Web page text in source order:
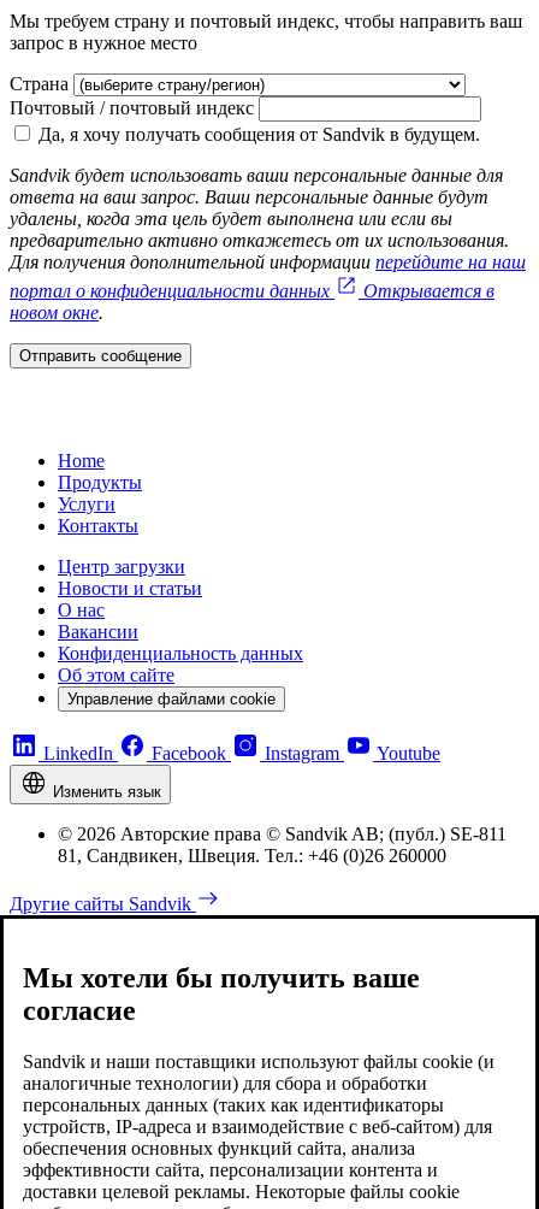
Мы требуем страну и почтовый индекс, чтобы направить ваш
запрос в нужное место
Страна
Почтовый / почтовый индекс
Да, я хочу получать сообщения от Sandvik в будущем.
Sandvik будет использовать ваши персональные данные для
ответа на ваш запрос. Ваши персональные данные будут
удалены, когда эта цель будет выполнена или если вы
предварительно активно откажетесь от их использования.
Для получения дополнительной информации перейдите на наш
портал о конфиденциальности данных
Открывается в
новом окне.
Отправить сообщение
Home
Продукты
Услуги
Контакты
Центр загрузки
Новости и статьи
О нас
Вакансии
Конфиденциальность данных
Об этом сайте
Управление файлами cookie
LinkedIn Facebook Instagram Youtube
Изменить язык
© 2026 Авторские права © Sandvik AB; (публ.) SE-811
81, Сандвикен, Швеция. Тел.: +46 (0)26 260000
Другие сайты Sandvik
Мы хотели бы получить ваше
согласие
Sandvik и наши поставщики используют файлы cookie (и
аналогичные технологии) для сбора и обработки
персональных данных (таких как идентификаторы
устройств, IP-адреса и взаимодействие с веб-сайтом) для
обеспечения основных функций сайта, анализа
эффективности сайта, персонализации контента и
доставки целевой рекламы. Некоторые файлы cookie